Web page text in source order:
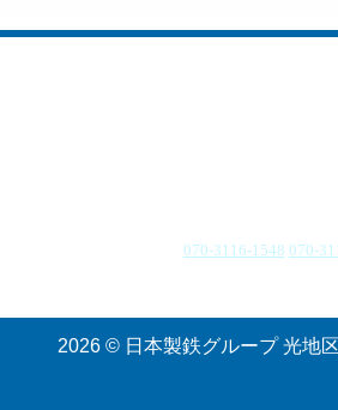
070-3116-1548 070-
2026 © 日本製鉄グループ 光地